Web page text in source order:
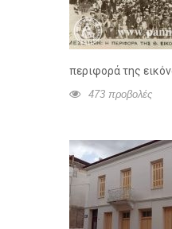
περιφορά της
473 προβολές